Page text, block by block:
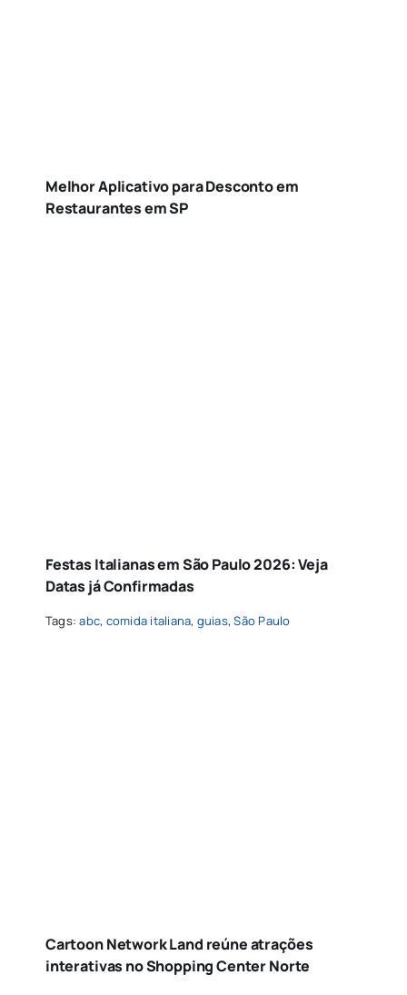
Melhor Aplicativo para Desconto em
Restaurantes em SP
Festas Italianas em São Paulo 2026: Veja
Datas já Confirmadas
Tags:abc, comida italiana, guias,São Paulo
Cartoon Network Land reúne atrações
interativas no Shopping Center Norte